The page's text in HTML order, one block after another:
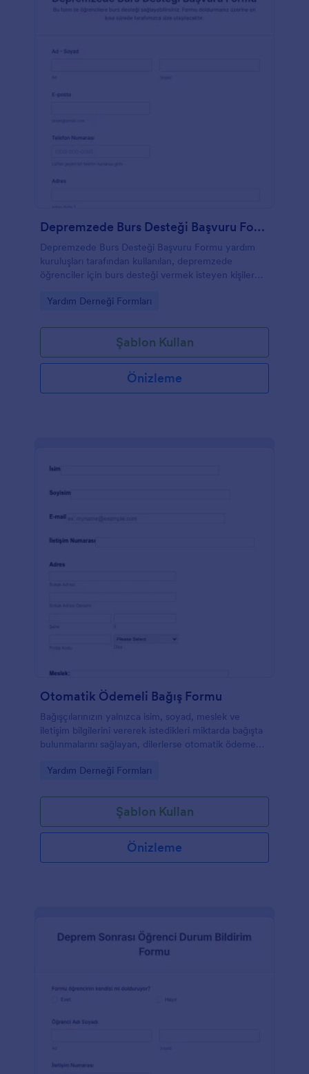
Depremzede Burs Desteği Başvuru Form Şablonu
Depremzede Burs Desteği Başvuru Formu yardım
kuruluşları tarafından kullanılan, depremzede
öğrenciler için burs desteği vermek isteyen kişiler
Go to Category:
Yardım Derneği Formları
Şablon Kullan
Önizleme
Otomatik Ödemeli Bağış Formu
Bağışçılarınızın yalnızca isim, soyad, meslek ve
iletişim bilgilerini vererek istedikleri miktarda bağışta
bulunmalarını sağlayan, dilerlerse otomatik ödeme
almayı kabul edebilecekleri ve gönüllü olabilecekleri
Go to Category:
Yardım Derneği Formları
Şablon Kullan
Önizleme